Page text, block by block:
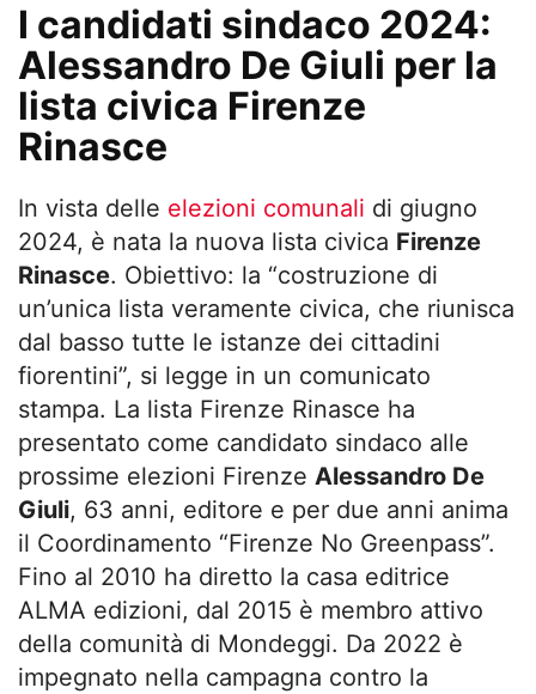
I candidati sindaco 2024:
Alessandro De Giuli per la
lista civica Firenze
Rinasce
In vista delle elezioni comunali di giugno
2024, è nata la nuova lista civica Firenze
Rinasce. Obiettivo: la “costruzione di
un’unica lista veramente civica, che riunisca
dal basso tutte le istanze dei cittadini
fiorentini”, si legge in un comunicato
stampa. La lista Firenze Rinasce ha
presentato come candidato sindaco alle
prossime elezioni Firenze Alessandro De
Giuli, 63 anni, editore e per due anni anima
il Coordinamento “Firenze No Greenpass”.
Fino al 2010 ha diretto la casa editrice
ALMA edizioni, dal 2015 è membro attivo
della comunità di Mondeggi. Da 2022 è
impegnato nella campagna contro la